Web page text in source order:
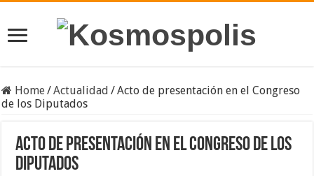
Home/Actualidad /Acto de presentación en el Congreso
de los Diputados
Acto de presentación en el Congreso de los
Diputados